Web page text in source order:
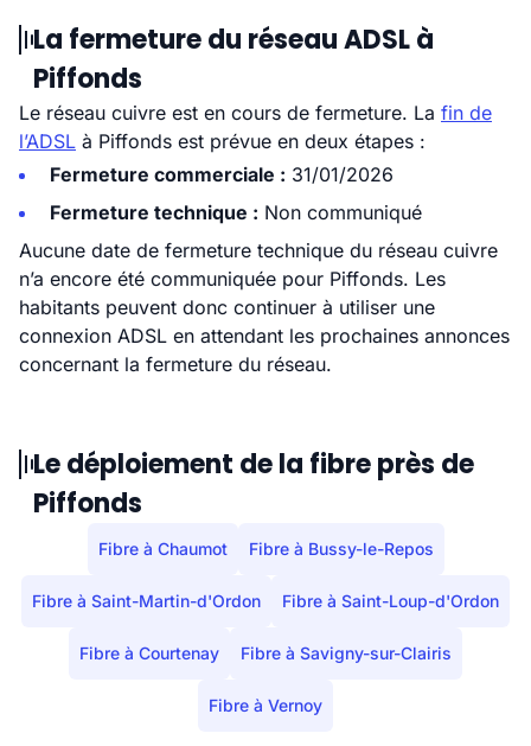
La fermeture du réseau ADSL à
Piffonds
Le réseau cuivre est en cours de fermeture. La fin de
l’ADSL à Piffonds est prévue en deux étapes :
Fermeture commerciale : 31/01/2026
Fermeture technique : Non communiqué
Aucune date de fermeture technique du réseau cuivre
n’a encore été communiquée pour Piffonds. Les
habitants peuvent donc continuer à utiliser une
connexion ADSL en attendant les prochaines annonces
concernant la fermeture du réseau.
Le déploiement de la fibre près de
Piffonds
Fibre à Chaumot Fibre à Bussy-le-Repos
Fibre à Saint-Martin-d'Ordon Fibre à Saint-Loup-d'Ordon
Fibre à Courtenay Fibre à Savigny-sur-Clairis
Fibre à Vernoy